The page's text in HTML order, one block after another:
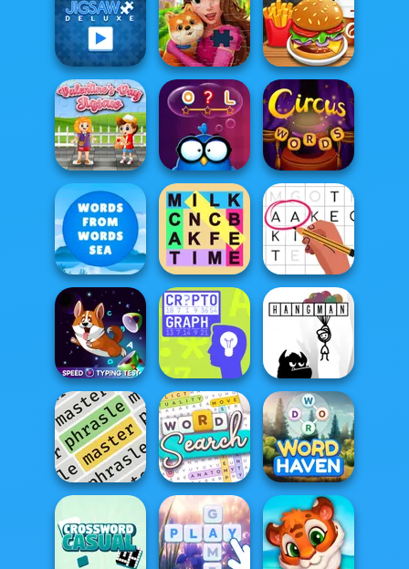
4 Pics 1 Word Zombie Typing Word Finder
Jigsaw Deluxe Royal Jigsaw Burger Shop
Valentine Day
Jigsaw
Words with Owl Circus Words
Words From
Words: Sea
Fillwords: Find
All the Words
Letters Match
Speed Typing
Test
Cryptograph Hangman
Phrasle Master
Word Search
Puzzle
Word Haven